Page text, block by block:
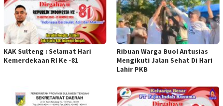
KAK Sulteng : Selamat Hari
Kemerdekaan RI Ke -81
Ribuan Warga Buol Antusias
Mengikuti Jalan Sehat Di Hari
Lahir PKB